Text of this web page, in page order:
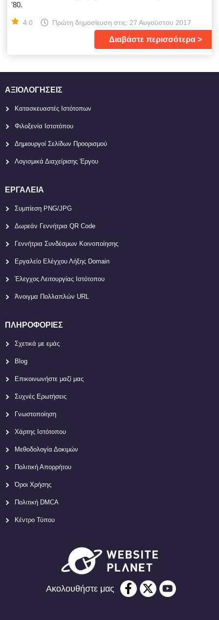
'80.
4.0 Πρώτη δημοσίευση στις: 27 Αυγούστου 2017
Διαβάστε περισσότερα
ΑΞΙΟΛΟΓΉΣΕΙΣ
Κατασκευαστές Ιστότοπων
Φιλοξενία Ιστοτόπου
Δημιουργοί Σελίδων Προορισμού
Λογισμικά Διαχείρισης Έργου
ΕΡΓΑΛΕΊΑ
Συμπίεση PNG/JPG
Δωρεάν Γεννήτρια QR Code
Γεννήτρια Συνδέσμων Κοινοποίησης
Εργαλείο Ελέγχου Λήξης Domain
Έλεγχος Λειτουργίας Ιστότοπου
Άνοιγμα Πολλαπλών URL
ΠΛΗΡΟΦΟΡΊΕΣ
Σχετικά με εμάς
Blog
Επικοινωνήστε μαζί μας
Συχνές Ερωτήσεις
Γνωστοποίηση
Χάρτης Ιστότοπου
Μεθοδολογία Δοκιμών
Πολιτική Απορρήτου
Όροι Χρήσης
Πολιτική DMCA
Κέντρο Τύπου
Ακολουθήστε μας